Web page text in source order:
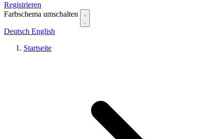
Registrieren
Farbschema umschalten
Deutsch English
Startseite